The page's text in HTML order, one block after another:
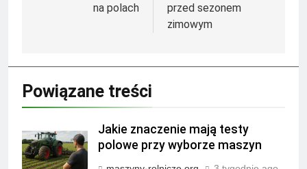
na polach
przed sezonem
zimowym
Powiązane treści
Jakie znaczenie mają testy
polowe przy wyborze maszyn